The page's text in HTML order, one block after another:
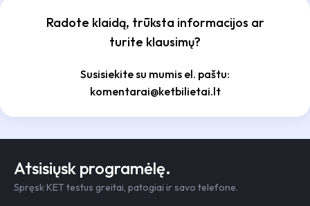
Radote klaidą, trūksta informacijos ar
turite klausimų?
Susisiekite su mumis el. paštu:
komentarai@ketbilietai.lt
Atsisiųsk programėlę.
Spręsk KET testus greitai, patogiai ir savo telefone.